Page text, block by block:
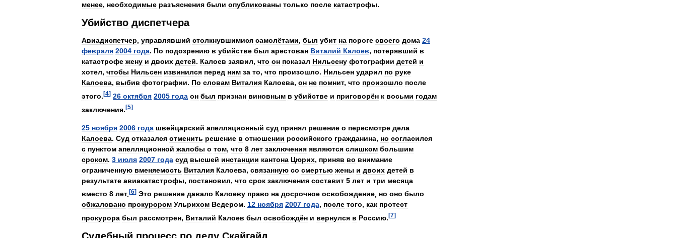
менее, необходимые разъяснения были опубликованы только после катастрофы.
Убийство диспетчера
Авиадиспетчер, управлявший столкнувшимися самолётами, был убит на пороге своего дома 24
февраля 2004 года. По подозрению в убийстве был арестован Виталий Калоев, потерявший в
катастрофе жену и двоих детей. Калоев заявил, что он показал Нильсену фотографии детей и
хотел, чтобы Нильсен извинился перед ним за то, что произошло. Нильсен ударил по руке
Калоева, выбив фотографии. По словам Виталия Калоева, он не помнит, что произошло после
этого. [4] 26 октября 2005 года он был признан виновным в убийстве и приговорён к восьми годам
заключения.[5]
25 ноября 2006 года швейцарский апелляционный суд принял решение о пересмотре дела
Калоева. Суд отказался отменить решение в отношении российского гражданина, но согласился
с пунктом апелляционной жалобы о том, что 8 лет заключения являются слишком большим
сроком. 3 июля 2007 года суд высшей инстанции кантона Цюрих, приняв во внимание
ограниченную вменяемость Виталия Калоева, связанную со смертью жены и двоих детей в
результате авиакатастрофы, постановил, что срок заключения составит 5 лет и три месяца
вместо 8 лет.[6] Это решение давало Калоеву право на досрочное освобождение, но оно было
обжаловано прокурором Ульрихом Ведером. 12 ноября 2007 года, после того, как протест
прокурора был рассмотрен, Виталий Калоев был освобождён и вернулся в Россию. [7]